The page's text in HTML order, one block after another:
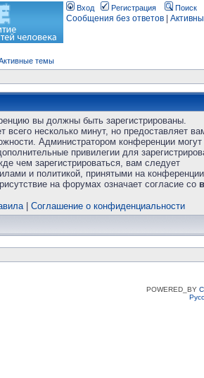
Вход Регистрация Поиск
Сообщения без ответов
темы
вы должны быть зарегистрированы.
всего несколько минут, но предоставляет
Администратором конференции
привилегии для
чем зарегистрироваться, вам следует
и политикой, принятыми на
на форумах означает согласие со
| Соглашение о конфиденциальности
POWERED_BY